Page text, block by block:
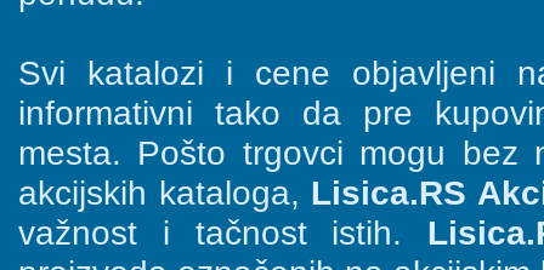
Svi katalozi i cene objavljeni
informativni tako da pre
mesta. Pošto trgovci mogu bez
akcijskih kataloga, Lisica.RS
važnost i tačnost istih.